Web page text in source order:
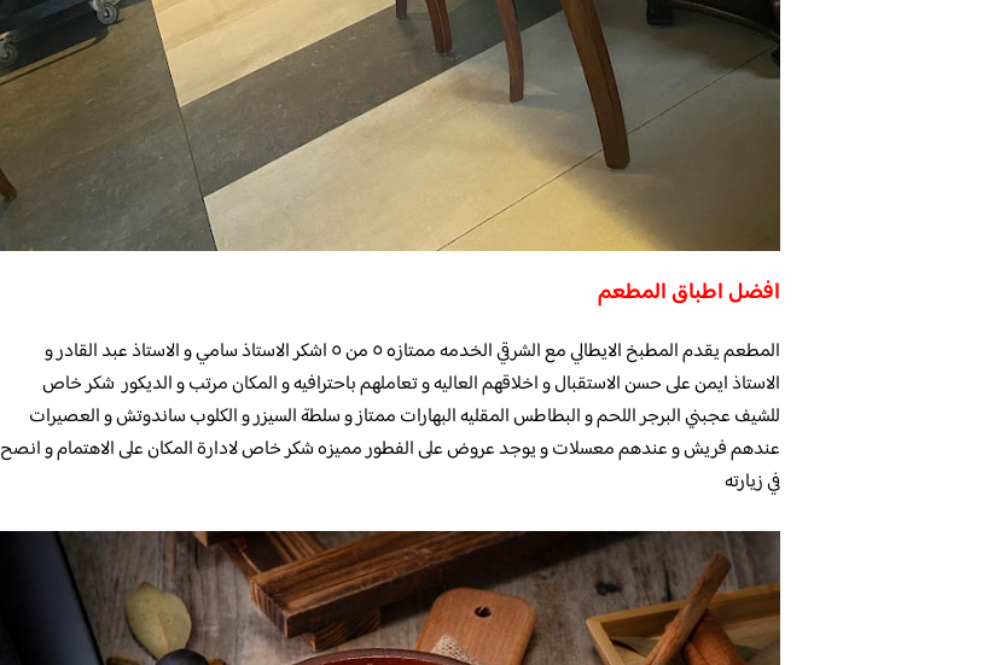
افضل اطباق المطعم
المطعم يقدم المطبخ الايطالي مع الشرقي الخدمه ممتازه ٥ من ٥ اشكر الاستاذ سامي و الاستاذ عبد القادر و
الاستاذ ايمن على حسن الاستقبال و اخلاقهم العاليه و تعاملهم باحترافيه و المكان مرتب و الديكور شكر خاص
للشيف عجبني البرجر اللحم و البطاطس المقليه البهارات ممتاز و سلطة السيزر و الكلوب ساندوتش و العصيرات
عندهم فريش و عندهم معسلات و يوجد عروض على الفطور مميزه شكر خاص لادارة المكان على الاهتمام و انصح
في زيارته